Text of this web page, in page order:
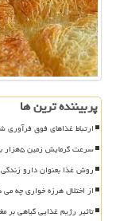
پربیننده ترین ها
ارتباط غذاهای فوق فرآوری
سرعت گرمایش زمین ۵هزار برابر بیش از توان سازگاری گیاه برنج است
روش غذا بعنوان دارو
از اختلال هرزه خواری چه می
تاثیر رژیم غذایی گیاهی بر